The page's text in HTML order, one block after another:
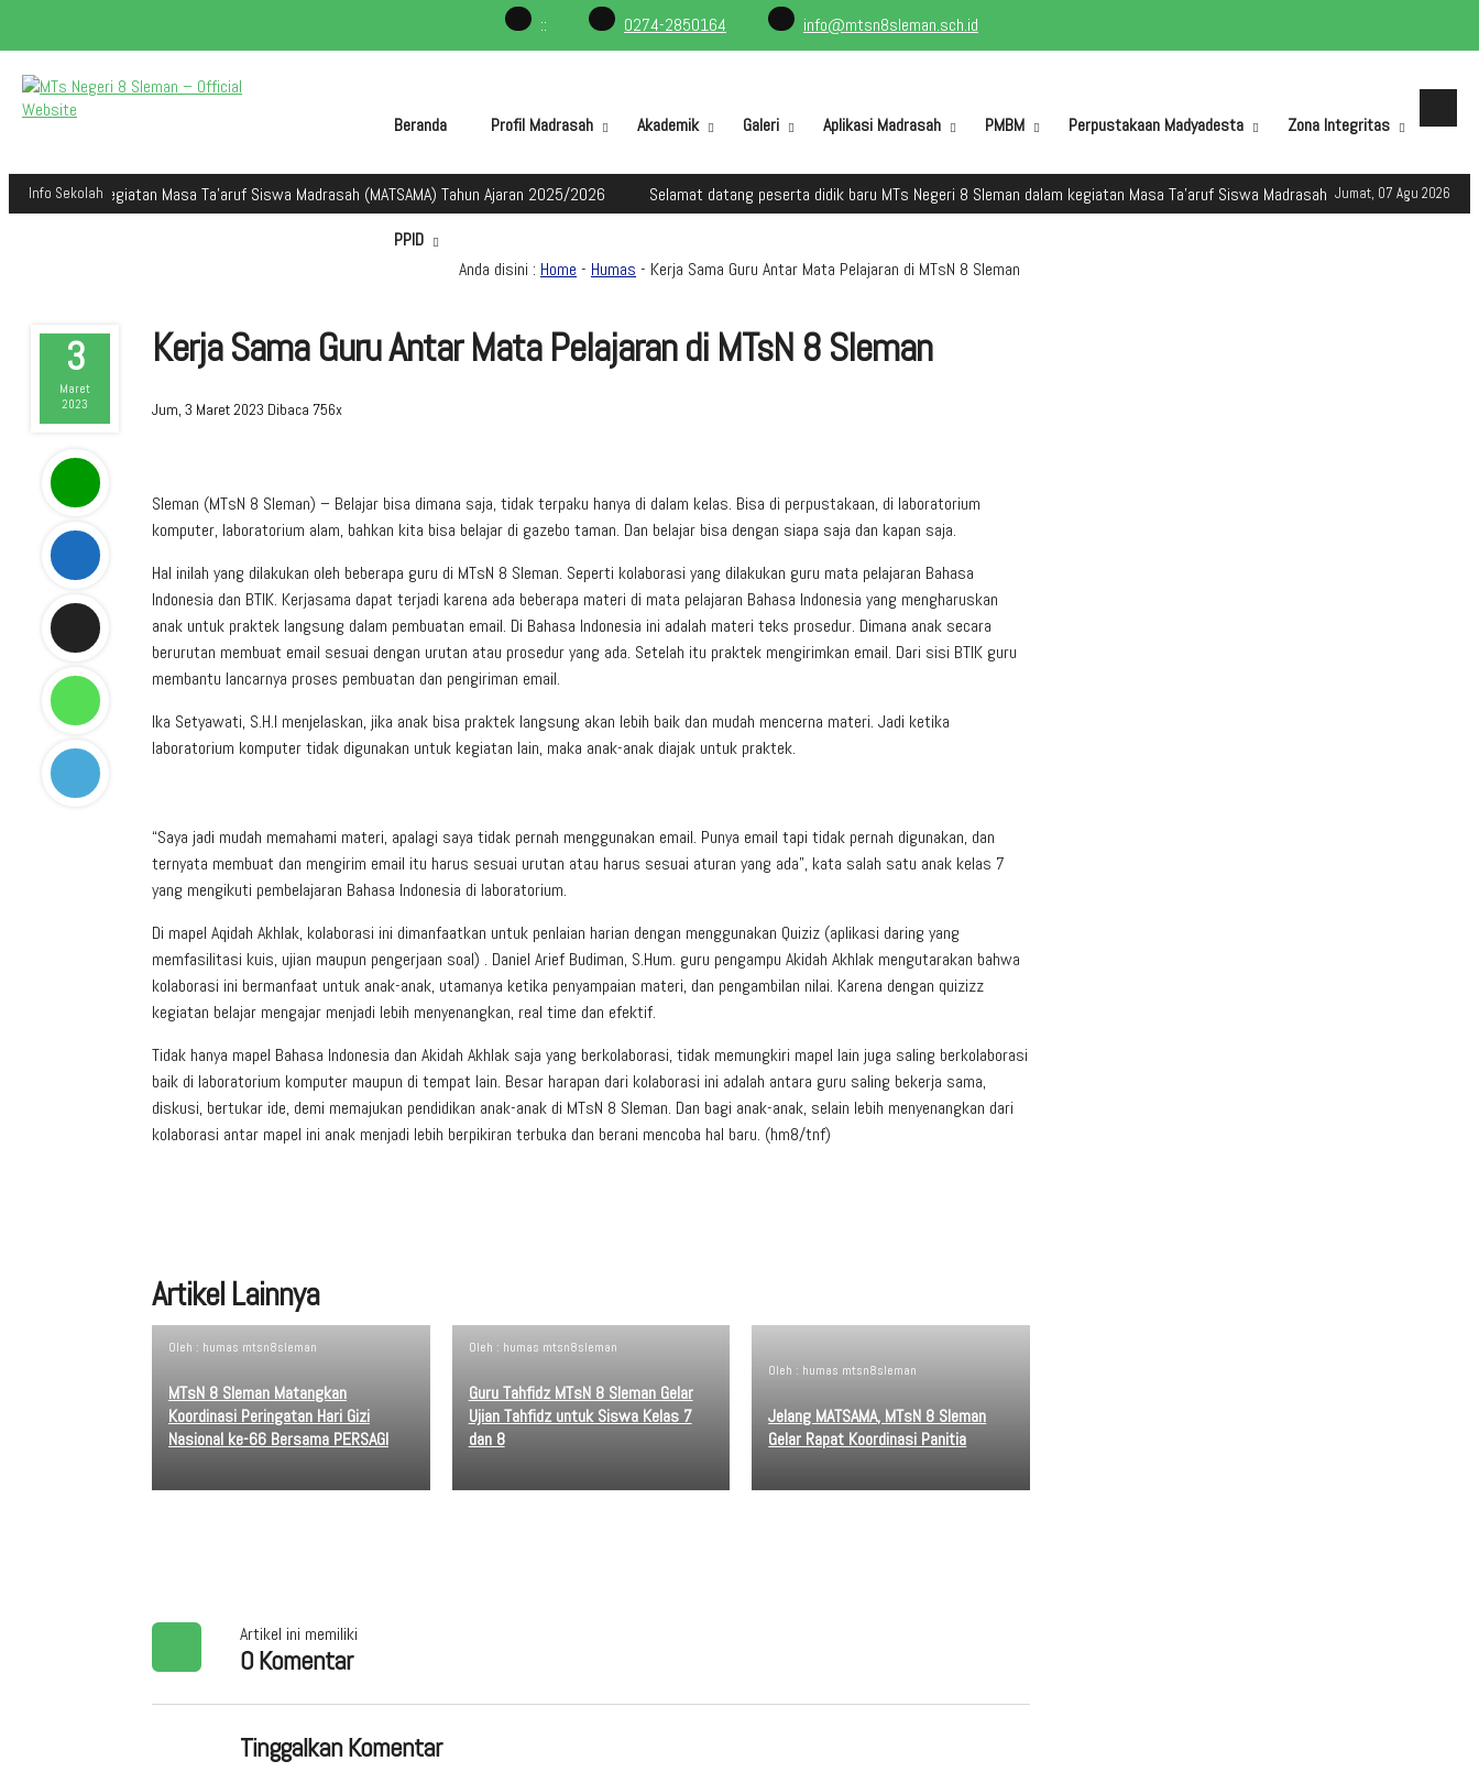
:: 0274-2850164 info@mtsn8sleman.sch.id
Beranda Profil Madrasah Akademik Galeri Aplikasi Madrasah PMBM Perpustakaan Madyadesta Zona Integritas
PPID
Info Sekolah Jumat, 07 Agu 2026
kegiatan Masa Ta'aruf Siswa Madrasah (MATSAMA) Tahun Ajaran 2025/2026 Selamat datang peserta didik baru MTs Negeri 8 Sleman dalam kegiatan Masa Ta'aruf Siswa Madrasah (MATSAMA) Tahun Ajaran 2025/
Anda disini : Home - Humas - Kerja Sama Guru Antar Mata Pelajaran di MTsN 8 Sleman
3
Maret
2023
Kerja Sama Guru Antar Mata Pelajaran di MTsN 8 Sleman
Jum, 3 Maret 2023 Dibaca 756x
Sleman (MTsN 8 Sleman) – Belajar bisa dimana saja, tidak terpaku hanya di dalam kelas. Bisa di perpustakaan, di laboratorium
komputer, laboratorium alam, bahkan kita bisa belajar di gazebo taman. Dan belajar bisa dengan siapa saja dan kapan saja.
Hal inilah yang dilakukan oleh beberapa guru di MTsN 8 Sleman. Seperti kolaborasi yang dilakukan guru mata pelajaran Bahasa
Indonesia dan BTIK. Kerjasama dapat terjadi karena ada beberapa materi di mata pelajaran Bahasa Indonesia yang mengharuskan
anak untuk praktek langsung dalam pembuatan email. Di Bahasa Indonesia ini adalah materi teks prosedur. Dimana anak secara
berurutan membuat email sesuai dengan urutan atau prosedur yang ada. Setelah itu praktek mengirimkan email. Dari sisi BTIK guru
membantu lancarnya proses pembuatan dan pengiriman email.
Ika Setyawati, S.H.I menjelaskan, jika anak bisa praktek langsung akan lebih baik dan mudah mencerna materi. Jadi ketika
laboratorium komputer tidak digunakan untuk kegiatan lain, maka anak-anak diajak untuk praktek.
“Saya jadi mudah memahami materi, apalagi saya tidak pernah menggunakan email. Punya email tapi tidak pernah digunakan, dan
ternyata membuat dan mengirim email itu harus sesuai urutan atau harus sesuai aturan yang ada”, kata salah satu anak kelas 7
yang mengikuti pembelajaran Bahasa Indonesia di laboratorium.
Di mapel Aqidah Akhlak, kolaborasi ini dimanfaatkan untuk penlaian harian dengan menggunakan Quiziz (aplikasi daring yang
memfasilitasi kuis, ujian maupun pengerjaan soal) . Daniel Arief Budiman, S.Hum. guru pengampu Akidah Akhlak mengutarakan bahwa
kolaborasi ini bermanfaat untuk anak-anak, utamanya ketika penyampaian materi, dan pengambilan nilai. Karena dengan quizizz
kegiatan belajar mengajar menjadi lebih menyenangkan, real time dan efektif.
Tidak hanya mapel Bahasa Indonesia dan Akidah Akhlak saja yang berkolaborasi, tidak memungkiri mapel lain juga saling berkolaborasi
baik di laboratorium komputer maupun di tempat lain. Besar harapan dari kolaborasi ini adalah antara guru saling bekerja sama,
diskusi, bertukar ide, demi memajukan pendidikan anak-anak di MTsN 8 Sleman. Dan bagi anak-anak, selain lebih menyenangkan dari
kolaborasi antar mapel ini anak menjadi lebih berpikiran terbuka dan berani mencoba hal baru. (hm8/tnf)
Artikel Lainnya
Oleh : humas mtsn8sleman
MTsN 8 Sleman Matangkan
Koordinasi Peringatan Hari Gizi
Nasional ke-66 Bersama PERSAGI
Oleh : humas mtsn8sleman
Guru Tahfidz MTsN 8 Sleman Gelar
Ujian Tahfidz untuk Siswa Kelas 7
dan 8
Oleh : humas mtsn8sleman
Jelang MATSAMA, MTsN 8 Sleman
Gelar Rapat Koordinasi Panitia
Artikel ini memiliki
0 Komentar
Tinggalkan Komentar